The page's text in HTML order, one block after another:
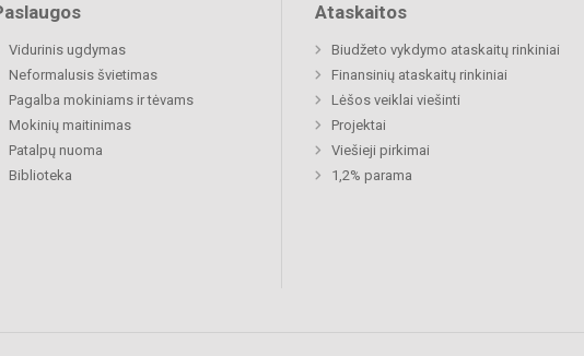
Vidurinis ugdymas
Neformalusis švietimas
Pagalba mokiniams ir tėvams
Mokinių maitinimas
Patalpų nuoma
Biblioteka
Ataskaitos
Biudžeto vykdymo ataskaitų rinkiniai
Finansinių ataskaitų rinkiniai
Lėšos veiklai viešinti
Projektai
Viešieji pirkimai
1,2% parama